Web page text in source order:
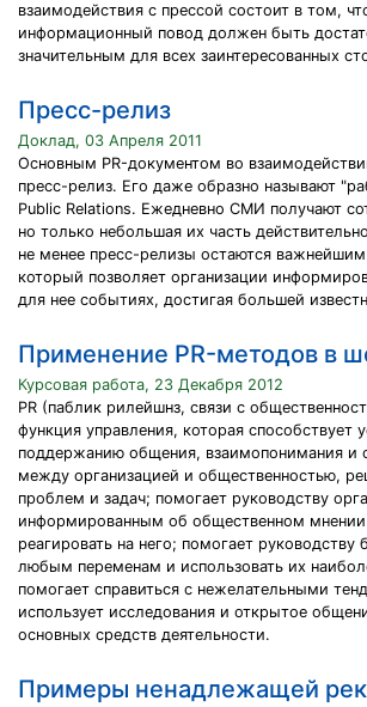
взаимодействия с прессой состоит в том,
информационный повод должен быть
значительным для всех заинтересованных
Пресс-релиз
Доклад, 03 Апреля 2011
Основным PR-документом во
пресс-релиз. Его даже образно называют
Public Relations. Ежедневно СМИ получают
но только небольшая их часть
не менее пресс-релизы остаются
который позволяет организации
для нее событиях, достигая большей
Применение PR-методов в
Курсовая работа, 23 Декабря 2012
PR (паблик рилейшнз, связи с
функция управления, которая способствует
поддержанию общения, взаимопонимания и
между организацией и общественностью,
проблем и задач; помогает руководству
информированным об общественном
реагировать на него; помогает
любым переменам и использовать их
помогает справиться с нежелательными
использует исследования и открытое
основных средств деятельности.
Примеры ненадлежащей